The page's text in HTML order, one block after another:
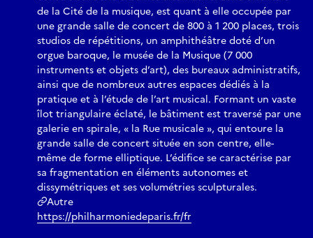
de la Cité de la musique, est quant à elle occupée par
une grande salle de concert de 800 à 1 200 places, trois
studios de répétitions, un amphithéâtre doté d’un
orgue baroque, le musée de la Musique (7 000
instruments et objets d’art), des bureaux administratifs,
ainsi que de nombreux autres espaces dédiés à la
pratique et à l’étude de l’art musical. Formant un vaste
îlot triangulaire éclaté, le bâtiment est traversé par une
galerie en spirale, « la Rue musicale », qui entoure la
grande salle de concert située en son centre, elle-
même de forme elliptique. L’édifice se caractérise par
sa fragmentation en éléments autonomes et
dissymétriques et ses volumétries sculpturales.
Autre
https://philharmoniedeparis.fr/fr